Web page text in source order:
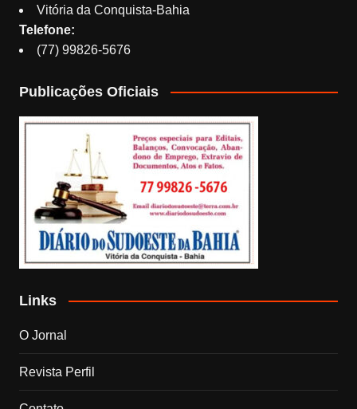
Vitória da Conquista-Bahia
Telefone:
(77) 99826-5676
Publicações Oficiais
Links
O Jornal
Revista Perfil